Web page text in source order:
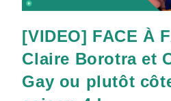
[VIDEO] FACE À
Claire Borotra et
Gay ou plutôt